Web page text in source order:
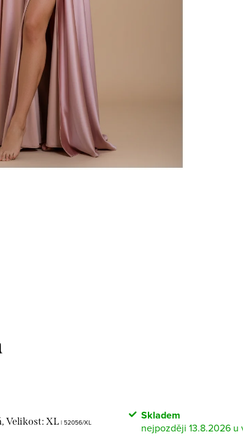
Velikost: XL | 52056/XL Skladem
13.8.2026